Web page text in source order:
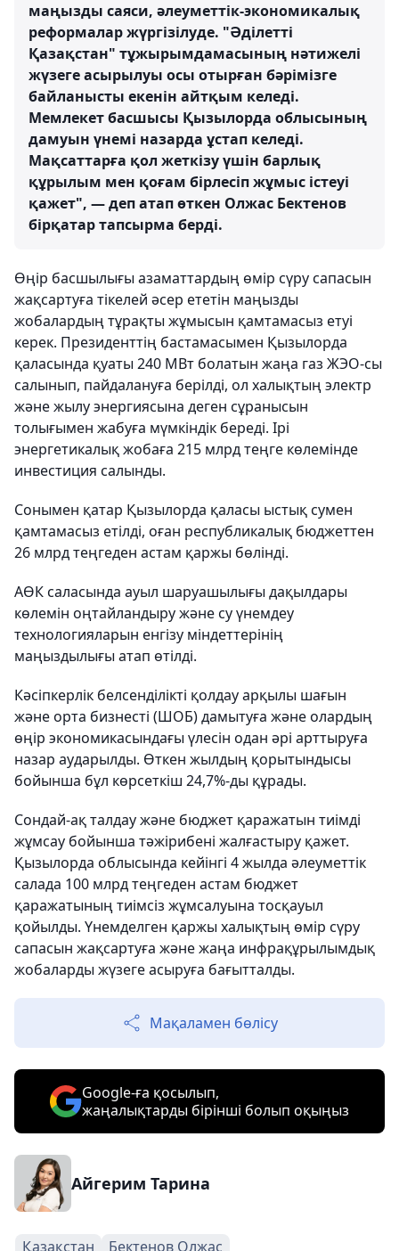
маңызды саяси, әлеуметтік-экономикалық
реформалар жүргізілуде. "Әділетті
Қазақстан" тұжырымдамасының нәтижелі
жүзеге асырылуы осы отырған бәрімізге
байланысты екенін айтқым келеді.
Мемлекет басшысы Қызылорда облысының
дамуын үнемі назарда ұстап келеді.
Мақсаттарға қол жеткізу үшін барлық
құрылым мен қоғам бірлесіп жұмыс істеуі
қажет", — деп атап өткен Олжас Бектенов
бірқатар тапсырма берді.
Өңір басшылығы азаматтардың өмір сүру сапасын
жақсартуға тікелей әсер ететін маңызды
жобалардың тұрақты жұмысын қамтамасыз етуі
керек. Президенттің бастамасымен Қызылорда
қаласында қуаты 240 МВт болатын жаңа газ ЖЭО-сы
салынып, пайдалануға берілді, ол халықтың электр
және жылу энергиясына деген сұранысын
толығымен жабуға мүмкіндік береді. Ірі
энергетикалық жобаға 215 млрд теңге көлемінде
инвестиция салынды.
Сонымен қатар Қызылорда қаласы ыстық сумен
қамтамасыз етілді, оған республикалық бюджеттен
26 млрд теңгеден астам қаржы бөлінді.
АӨК саласында ауыл шаруашылығы дақылдары
көлемін оңтайландыру және су үнемдеу
технологияларын енгізу міндеттерінің
маңыздылығы атап өтілді.
Кәсіпкерлік белсенділікті қолдау арқылы шағын
және орта бизнесті (ШОБ) дамытуға және олардың
өңір экономикасындағы үлесін одан әрі арттыруға
назар аударылды. Өткен жылдың қорытындысы
бойынша бұл көрсеткіш 24,7%-ды құрады.
Сондай-ақ талдау және бюджет қаражатын тиімді
жұмсау бойынша тәжірибені жалғастыру қажет.
Қызылорда облысында кейінгі 4 жылда әлеуметтік
салада 100 млрд теңгеден астам бюджет
қаражатының тиімсіз жұмсалуына тосқауыл
қойылды. Үнемделген қаржы халықтың өмір сүру
сапасын жақсартуға және жаңа инфрақұрылымдық
жобаларды жүзеге асыруға бағытталды.
Мақаламен бөлісу
Google-ға қосылып,
жаңалықтарды бірінші болып оқыңыз
Айгерим Тарина
Қазақстан Бектенов Олжас